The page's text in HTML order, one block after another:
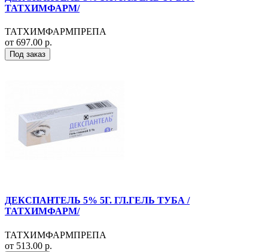
ТАТХИМФАРМ/
ТАТХИМФАРМПРЕПА
от 697.00 р.
Под заказ
ДЕКСПАНТЕЛЬ 5% 5Г. ГЛ.ГЕЛЬ ТУБА /
ТАТХИМФАРМ/
ТАТХИМФАРМПРЕПА
от 513.00 р.